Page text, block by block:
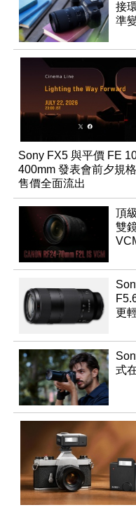
接
準
Sony FX5 與平價 FE
400mm 發表會前夕規
售價全面流出
頂
雙
更
式